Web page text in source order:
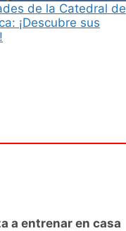
de la Catedral de
¡Descubre sus
a entrenar en casa